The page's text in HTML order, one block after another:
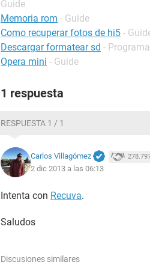
Guide
Memoria rom - Guide
Como recuperar fotos de hi5 -
Descargar formatear sd -
Opera mini - Guide
1 respuesta
RESPUESTA 1 / 1
Carlos Villagómez
2 dic 2013 a las 06:13
Intenta con Recuva.
Saludos
Discusiones similares